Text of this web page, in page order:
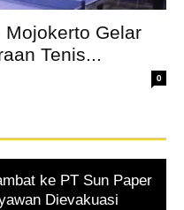
Mojokerto Gelar
Tenis...
0
ke PT Sun Paper
Dievakuasi